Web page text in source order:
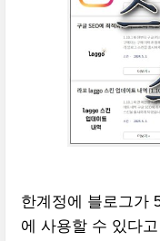
한계정에 블로그가
에 사용할 수 있다